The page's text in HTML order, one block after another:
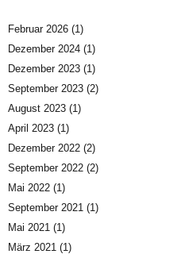
Februar 2026 (1)
Dezember 2024 (1)
Dezember 2023 (1)
September 2023 (2)
August 2023 (1)
April 2023 (1)
Dezember 2022 (2)
September 2022 (2)
Mai 2022 (1)
September 2021 (1)
Mai 2021 (1)
März 2021 (1)